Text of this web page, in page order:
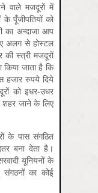
वाले मजदूरों में
पूँजीपतियों को
का अन्दाजा आप
अलग से होस्टल
स्त्री मजदूरों
जाता है कि
हजार रुपये दिये
को इधर-उधर
शहर जाने के लिए
के पास संगठित
बना देता है।
यूनियनों के
का कोई